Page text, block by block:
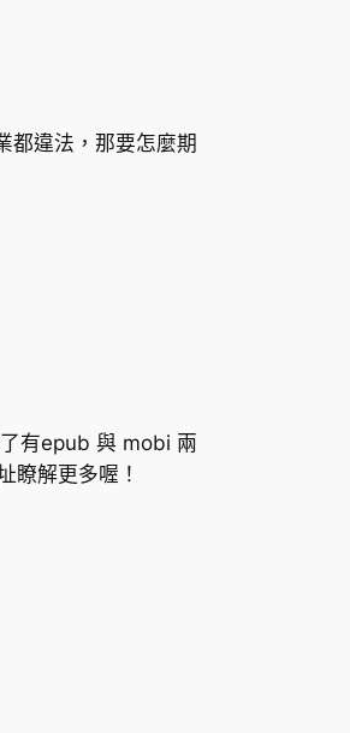
都違法，那要怎麼期
有epub 與 mobi 兩
瞭解更多喔！